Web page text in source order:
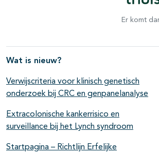
Er komt
Wat is nieuw?
Verwijscriteria voor klinisch genetisch
onderzoek bij CRC en genpanelanalyse
Extracolonische kankerrisico en
surveillance bij het Lynch syndroom
Startpagina – Richtlijn Erfelijke